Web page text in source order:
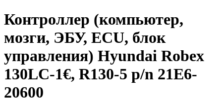
Контроллер (компьютер,
мозги, ЭБУ, ECU, блок
управления) Hyundai Robex
130LC-1€, R130-5 p/n 21E6-
20600